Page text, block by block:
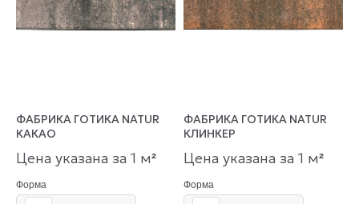
ФАБРИКА ГОТИКА NATUR
КАКАО
Цена указана за 1 м²
Форма
ФАБРИКА ГОТИКА NATUR
КЛИНКЕР
Цена указана за 1 м²
Форма